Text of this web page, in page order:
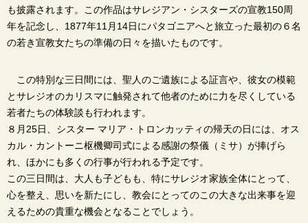
も披露されます。この作品はサレジアン・シスターズの宣教150周
年を記念し、1877年11月14日にパタゴニアへと旅立った最初の６名
の若き宣教女たちの準備の日々を描いたものです。
この特別な三日間には、聖人のご遺族による証言や、彼女の模範
とサレジオのカリスマに触発されて他者のために力を尽くしている
若者たちの体験談も行われます。
８月25日、シスター マリア・トロンカッティの帰天の日には、オス
カル・カントーニ枢機卿司式による感謝の祭儀（ミサ）が捧げら
れ、ほかにも多くの行事が行われる予定です。
この三日間は、大人も子どもも、特にサレジオ家族全体にとって、
心を整え、思いを新たにし、教会にとってのこの大きな出来事を迎
えるための貴重な機会となることでしょう。